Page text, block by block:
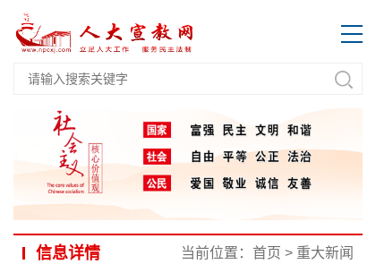
信息详情 当前位置： 首页 > 重大新闻